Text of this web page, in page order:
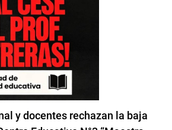
y docentes rechazan la baja